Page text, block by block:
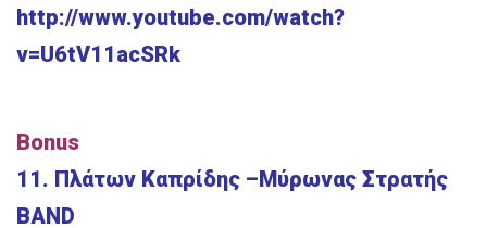
http://www.youtube.com/watch?
v=U6tV11acSRk
Βοnus
11. Πλάτων Καπρίδης –Μύρωνας Στρατής
BAND